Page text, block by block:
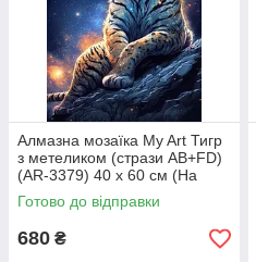
Алмазна мозаїка My Art Тигр
з метеликом (стрази AB+FD)
(AR-3379) 40 х 60 см (На
підрамнику)
Готово до відправки
680 ₴